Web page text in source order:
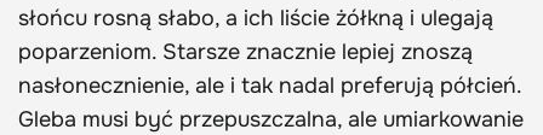
słońcu rosną słabo, a ich liście żółkną i ulegają
poparzeniom. Starsze znacznie lepiej znoszą
nasłonecznienie, ale i tak nadal preferują półcień.
Gleba musi być przepuszczalna, ale umiarkowanie